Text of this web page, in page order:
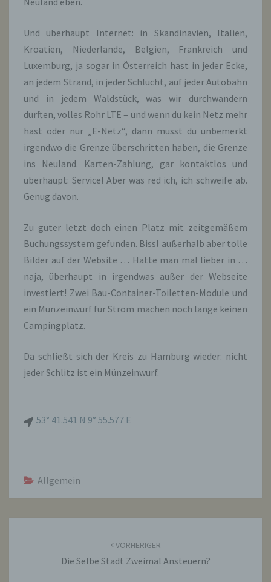
Und überhaupt Internet: in Skandinavien, Italien,
Kroatien, Niederlande, Belgien, Frankreich und
Luxemburg, ja sogar in Österreich hast in jeder Ecke,
an jedem Strand, in jeder Schlucht, auf jeder Autobahn
und in jedem Waldstück, was wir durchwandern
durften, volles Rohr LTE – und wenn du kein Netz mehr
hast oder nur „E-Netz“, dann musst du unbemerkt
irgendwo die Grenze überschritten haben, die Grenze
ins Neuland. Karten-Zahlung, gar kontaktlos und
überhaupt: Service! Aber was red ich, ich schweife ab.
Genug davon.
Zu guter letzt doch einen Platz mit zeitgemäßem
Buchungssystem gefunden. Bissl außerhalb aber tolle
Bilder auf der Website … Hätte man mal lieber in …
naja, überhaupt in irgendwas außer der Webseite
investiert! Zwei Bau-Container-Toiletten-Module und
ein Münzeinwurf für Strom machen noch lange keinen
Campingplatz.
Da schließt sich der Kreis zu Hamburg wieder: nicht
jeder Schlitz ist ein Münzeinwurf.
53° 41.541 N 9° 55.577 E
Allgemein
VORHERIGER
Die Selbe Stadt Zweimal Ansteuern?